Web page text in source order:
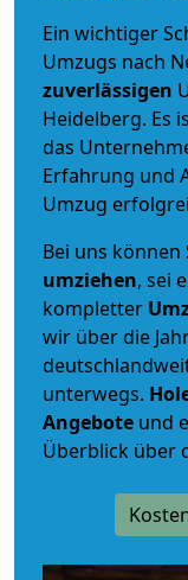
Ein wichtiger
Umzugs nach
zuverlässigen
Heidelberg. Es
das
Erfahrung und
Umzug
Bei uns können
umziehen, sei
kompletter
wir über die
unterwegs.
Angebote und
Überblick über